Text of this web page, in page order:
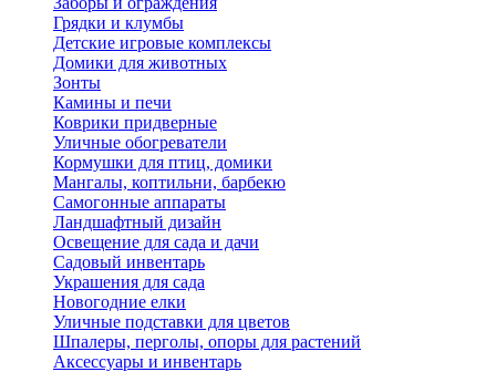
Грядки и клумбы
Детские игровые комплексы
Домики для животных
Зонты
Камины и печи
Коврики придверные
Уличные обогреватели
Кормушки для птиц, домики
Мангалы, коптильни, барбекю
Самогонные аппараты
Ландшафтный дизайн
Освещение для сада и дачи
Садовый инвентарь
Украшения для сада
Новогодние елки
Уличные подставки для цветов
Шпалеры, перголы, опоры для растений
Аксессуары и инвентарь